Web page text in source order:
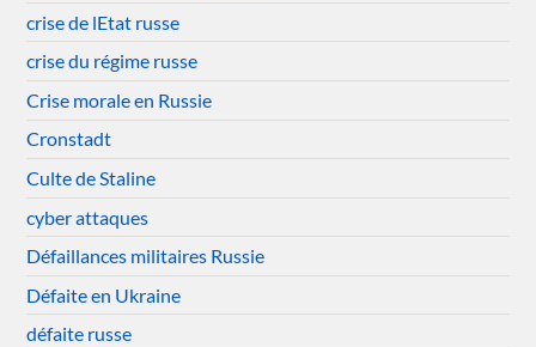
crise de lEtat russe
crise du régime russe
Crise morale en Russie
Cronstadt
Culte de Staline
cyber attaques
Défaillances militaires Russie
Défaite en Ukraine
défaite russe